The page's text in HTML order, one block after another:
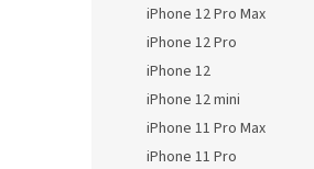
iPhone 12 Pro Max
iPhone 12 Pro
iPhone 12
iPhone 12 mini
iPhone 11 Pro Max
iPhone 11 Pro